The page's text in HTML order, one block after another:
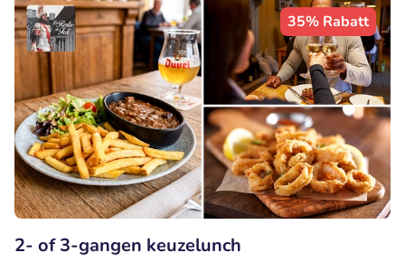
35% Rabatt
2- of 3-gangen keuzelunch